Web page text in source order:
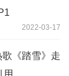
2022-03-17
《踏雪》走
用